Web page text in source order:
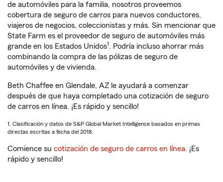
de automóviles para la familia, nosotros proveemos
cobertura de seguro de carros para nuevos conductores,
viajeros de negocios, coleccionistas y más. Sin mencionar que
State Farm es el proveedor de seguro de automóviles más
grande en los Estados Unidos1. Podría incluso ahorrar más
combinando la compra de las pólizas de seguro de
automóviles y de vivienda.
Beth Chaffee en Glendale, AZ le ayudará a comenzar
después de que haya completado una cotización de seguro
de carros en línea. ¡Es rápido y sencillo!
1. Clasificación y datos de S&P Global Market Intelligence basados en primas
directas escritas a fecha del 2018.
Comience su cotización de seguro de carros en línea. ¡Es
rápido y sencillo!